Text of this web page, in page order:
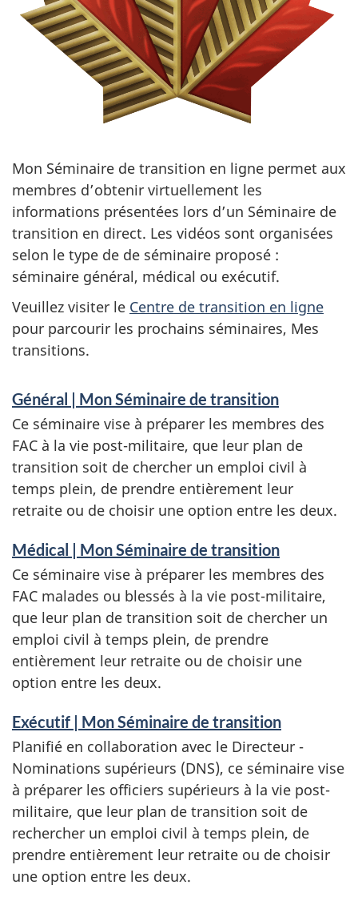
Mon Séminaire de transition en ligne permet aux
membres d’obtenir virtuellement les
informations présentées lors d’un Séminaire de
transition en direct. Les vidéos sont organisées
selon le type de de séminaire proposé :
séminaire général, médical ou exécutif.
Veuillez visiter le Centre de transition en ligne
pour parcourir les prochains séminaires, Mes
transitions.
Général | Mon Séminaire de transition
Ce séminaire vise à préparer les membres des
FAC à la vie post-militaire, que leur plan de
transition soit de chercher un emploi civil à
temps plein, de prendre entièrement leur
retraite ou de choisir une option entre les deux.
Médical | Mon Séminaire de transition
Ce séminaire vise à préparer les membres des
FAC malades ou blessés à la vie post-militaire,
que leur plan de transition soit de chercher un
emploi civil à temps plein, de prendre
entièrement leur retraite ou de choisir une
option entre les deux.
Exécutif | Mon Séminaire de transition
Planifié en collaboration avec le Directeur -
Nominations supérieurs (DNS), ce séminaire vise
à préparer les officiers supérieurs à la vie post-
militaire, que leur plan de transition soit de
rechercher un emploi civil à temps plein, de
prendre entièrement leur retraite ou de choisir
une option entre les deux.